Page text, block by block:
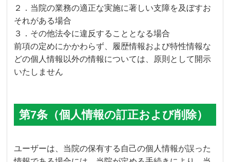
２．当院の業務の適正な実施に著しい支障を及ぼすお
それがある場合
３．その他法令に違反することとなる場合
前項の定めにかかわらず、履歴情報および特性情報な
どの個人情報以外の情報については、原則として開示
いたしません
第7条（個人情報の訂正および削除）
ユーザーは、当院の保有する自己の個人情報が誤った